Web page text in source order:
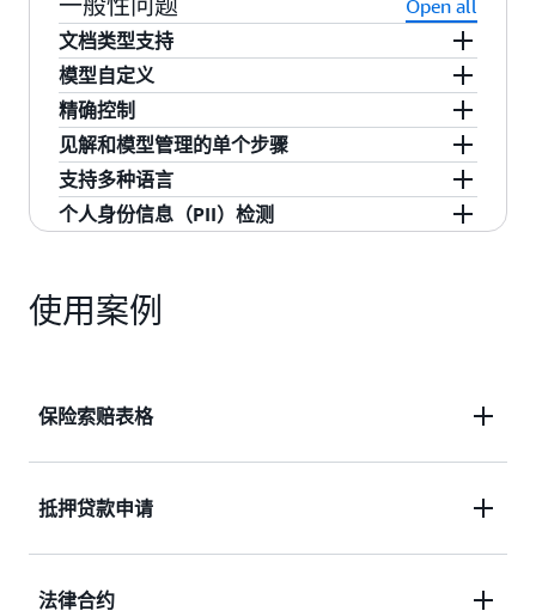
Open all
文档类型支持
使用单个 API 处理文本和数字或扫描半结构化文
档。访问对 PDF、Docx、JPEG、TIFF、PNG 和 纯
文本 UTF-8 等文档类型的按需和批处理支持。
模型自定义
构建自定义模型，为您的应用场景和行业准确捕
获特定领域的文档类别（例如 W2s 和汽车与房屋
保险索赔）和术语（例如名称、缩略词、产品代
码和订单类型）。使用以您的数据构建的专属 ML
精确控制
使用光学字符识别（OCR）和自然语言处理
（NLP）的组合改善文档处理结果。在训练时使用
其他数据集提升分类和实体识别的准确性。
见解和模型管理的单个步骤
使用开箱即用模型管理功能，快速训练、部署、
重新训练和管理您的模型。使用单个步骤推理访
支持多种语言
通过跨 Amazon Comprehend 支持的多语言处理
求。
个人身份信息（PII）检测
规模自动化在文档中发现和修订 PII 数据的功能。
使用案例
保险索赔表格
从医疗账单和索赔表格（例如保单和医疗编码）分类
抵押贷款申请
从损益表、身份证明和其他贷款申请文档中提取实
法律合约